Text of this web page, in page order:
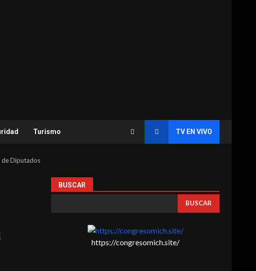
Turismo TV EN VIVO
de Diputados
BUSCAR
BUSCAR
https://congresomich.site/